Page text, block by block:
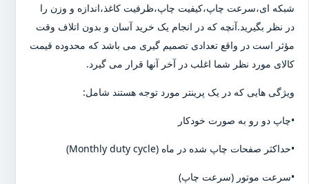
شبکه ای،سرعت چاپ،کیفیت چاپ،ظرفیت کاغذ،اندازه و وزن را
در نظر بگیرید.آنچه که در انجام یک خرید آسان و بدون اتلاف وقت
مؤثر است در واقع تعدادی تصمیم گیری می باشد که محدوده قیمت
کالای مورد نظر شما اغلب در آخر آنها قرار می گیرد.
ویژگی هایی که در یک پرینتر مورد توجه هستند شامل:
•چاپ دو رو به صورت خودکار
•حداکثر صفحات چاپ شده در ماه (Monthly duty cycle)
•سرعت موتور (سرعت چاپ)